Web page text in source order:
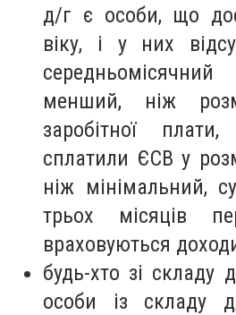
д/г є особи, що
віку, і у них
менший, ніж
заробітної
сплатили ЄСВ у
ніж мінімальний,
трьох місяців
враховуються
будь-хто зі складу
особи із складу